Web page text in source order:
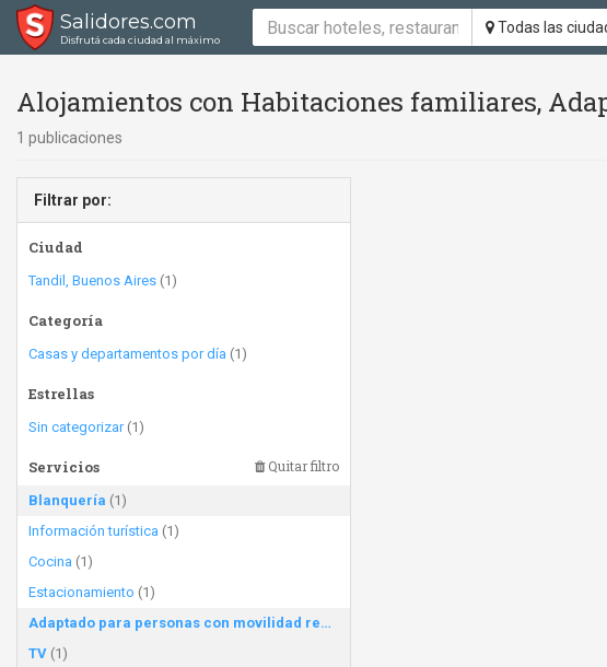
Salidores.com
Disfrutá cada ciudad al máximo
Todas las
Alojamientos con Habitaciones familiares,
1 publicaciones
Filtrar por:
Ciudad
Tandil, Buenos Aires (1)
Categoría
Casas y departamentos por día (1)
Estrellas
Sin categorizar(1)
Servicios Quitar filtro
Blanquería (1)
Información turística (1)
Cocina (1)
Estacionamiento (1)
Adaptado para personas con movilidad reducida
TV (1)